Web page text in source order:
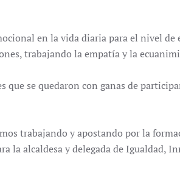
en la vida diaria para el nivel
trabajando la empatía y la
que se quedaron con ganas de
trabajando y apostando por la
la alcaldesa y delegada de Igualdad,